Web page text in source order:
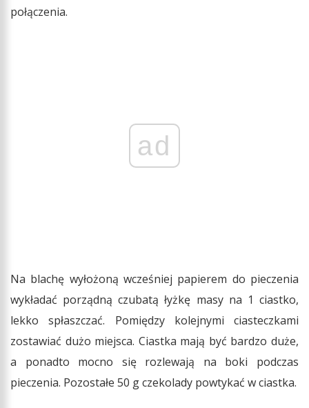
połączenia.
ad
Na blachę wyłożoną wcześniej papierem do pieczenia
wykładać porządną czubatą łyżkę masy na 1 ciastko,
lekko spłaszczać. Pomiędzy kolejnymi ciasteczkami
zostawiać dużo miejsca. Ciastka mają być bardzo duże,
a ponadto mocno się rozlewają na boki podczas
pieczenia. Pozostałe 50 g czekolady powtykać w ciastka.